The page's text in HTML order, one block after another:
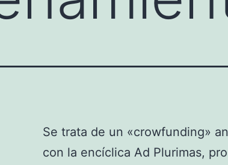
Se trata de un «crowfunding»
con la encíclica Ad Plurimas,